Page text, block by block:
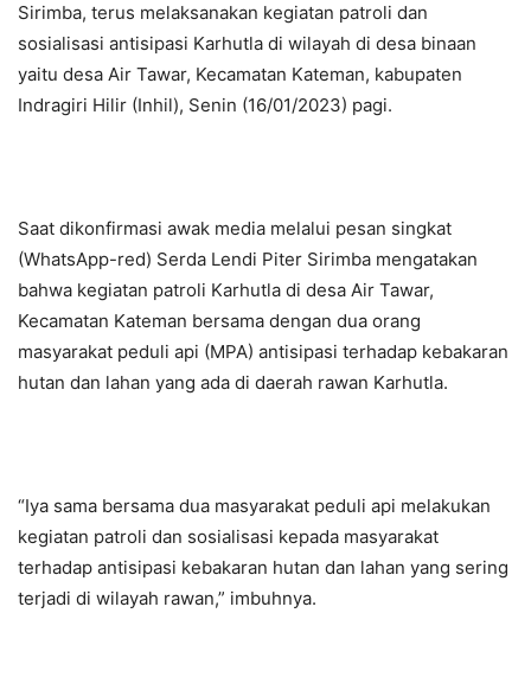
Sirimba, terus melaksanakan kegiatan patroli dan
sosialisasi antisipasi Karhutla di wilayah di desa binaan
yaitu desa Air Tawar, Kecamatan Kateman, kabupaten
Indragiri Hilir (Inhil), Senin (16/01/2023) pagi.
Saat dikonfirmasi awak media melalui pesan singkat
(WhatsApp-red) Serda Lendi Piter Sirimba mengatakan
bahwa kegiatan patroli Karhutla di desa Air Tawar,
Kecamatan Kateman bersama dengan dua orang
masyarakat peduli api (MPA) antisipasi terhadap kebakaran
hutan dan lahan yang ada di daerah rawan Karhutla.
“Iya sama bersama dua masyarakat peduli api melakukan
kegiatan patroli dan sosialisasi kepada masyarakat
terhadap antisipasi kebakaran hutan dan lahan yang sering
terjadi di wilayah rawan,” imbuhnya.